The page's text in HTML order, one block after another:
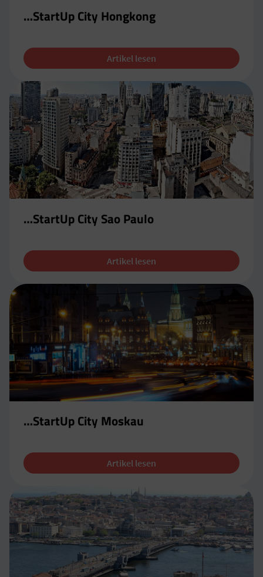
…StartUp City Hongkong
Artikel lesen
…StartUp City Sao Paulo
Artikel lesen
…StartUp City Moskau
Artikel lesen